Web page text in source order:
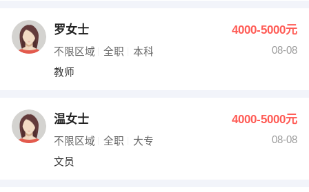
罗女士 4000-5000元
不限区域 全职 本科
08-08
教师
温女士 4000-5000元
不限区域 全职 大专
08-08
文员